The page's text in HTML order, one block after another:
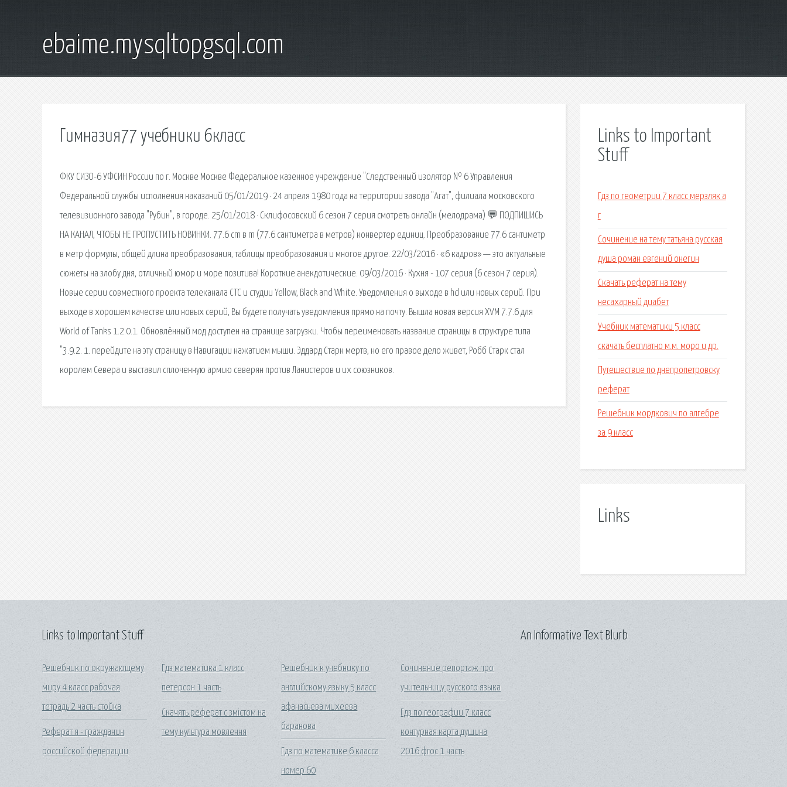
ebaime.mysqltopgsql.com
Гимназия77 учебники 6класс
ФКУ СИЗО-6 УФСИН России по г. Москве Москве Федеральное казенное учреждение "Следственный изолятор № 6 Управления
Федеральной службы исполнения наказаний 05/01/2019 · 24 апреля 1980 года на территории завода "Агат", филиала московского
телевизионного завода "Рубин", в городе. 25/01/2018 · Склифосовский 6 сезон 7 серия смотреть онлайн (мелодрама) 💬 ПОДПИШИСЬ
НА КАНАЛ, ЧТОБЫ НЕ ПРОПУСТИТЬ НОВИНКИ. 77.6 cm в m (77.6 сантиметра в метров) конвертер единиц. Преобразование 77.6 сантиметр
в метр формулы, общей длина преобразования, таблицы преобразования и многое другое. 22/03/2016 · «6 кадров» — это актуальные
сюжеты на злобу дня, отличный юмор и море позитива! Короткие анекдотические. 09/03/2016 · Кухня - 107 серия (6 сезон 7 серия).
Новые серии совместного проекта телеканала СТС и студии Yellow, Black and White. Уведомления о выходе в hd или новых серий. При
выходе в хорошем качестве или новых серий, Вы будете получать уведомления прямо на почту. Вышла новая версия XVM 7.7.6 для
World of Tanks 1.2.0.1. Обновлённый мод доступен на странице загрузки. Чтобы переименовать название страницы в структуре типа
"3.9.2. 1. перейдите на эту страницу в Навигации нажатием мыши. Эддард Старк мертв, но его правое дело живет, Робб Старк стал
королем Севера и выставил сплоченную армию северян против Ланистеров и их союзников.
Links to Important
Stuff
Гдз по геометрии 7 класс мерзляк а
г
Сочинение на тему татьяна русская
душа роман евгений онегин
Скачать реферат на тему
несахарный диабет
Учебник математики 5 класс
скачать бесплатно м.м. моро и др.
Путешествие по днепропетровску
реферат
Решебник мордкович по алгебре
за 9 класс
Links
Links to Important Stuff
Решебник по окружающему
миру 4 класс рабочая
тетрадь 2 часть стойка
Реферат я - гражданин
российской федерации
Гдз математика 1 класс
петерсон 1 часть
Скачять реферат с змістом на
тему культура мовлення
Решебник к учебнику по
английскому языку 5 класс
афанасьева михеева
баранова
Гдз по математике 6 класса
номер 60
Сочинение репортаж про
учительницу русского языка
Гдз по географии 7 класс
контурная карта душина
2016 фгос 1 часть
An Informative Text Blurb